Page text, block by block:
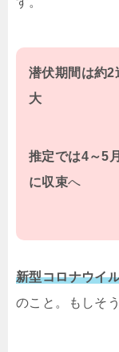
潜伏期間は約2
大
推定では4～5
に収束へ
新型コロナウイ
のこと。もしそ